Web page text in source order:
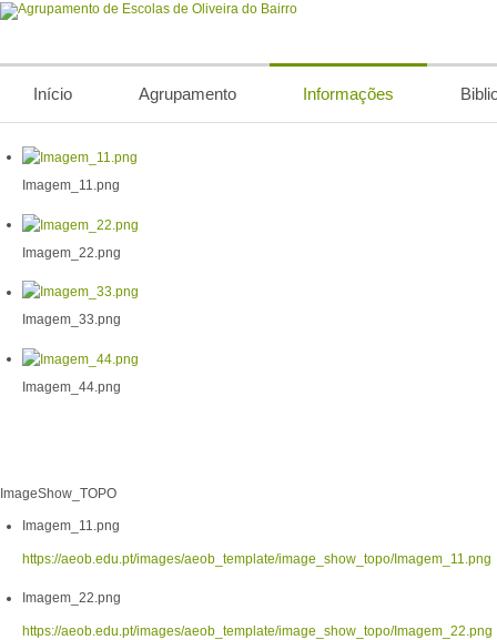
Início Agrupamento Informações
Imagem_11.png
Imagem_22.png
Imagem_33.png
Imagem_44.png
ImageShow_TOPO
Imagem_11.png
https://aeob.edu.pt/images/aeob_template/image_show_topo/Imagem_11.png
Imagem_22.png
https://aeob.edu.pt/images/aeob_template/image_show_topo/Imagem_22.png